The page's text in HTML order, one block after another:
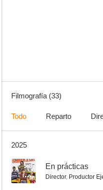
5.1
Filmografía (33)
Todo Reparto
2025
5.8 En prácticas
Director, Productor